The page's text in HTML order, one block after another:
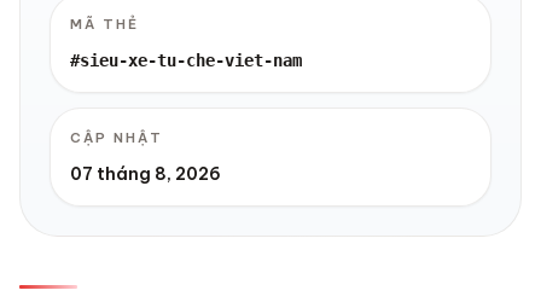
MÃ THẺ
#sieu-xe-tu-che-viet-nam
CẬP NHẬT
07 tháng 8, 2026